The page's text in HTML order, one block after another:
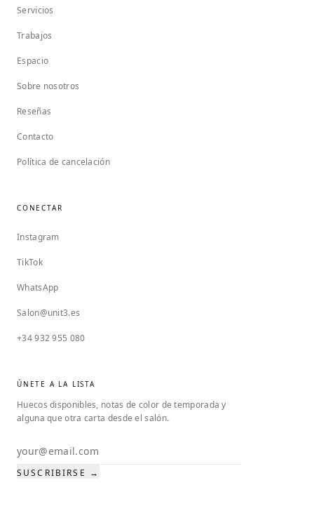
Servicios
Trabajos
Espacio
Sobre nosotros
Reseñas
Contacto
Política de cancelación
CONECTAR
Instagram
TikTok
WhatsApp
Salon@unit3.es
+34 932 955 080
ÚNETE A LA LISTA
Huecos disponibles, notas de color de temporada y
alguna que otra carta desde el salón.
Email address
SUSCRIBIRSE →